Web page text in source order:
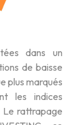
dans un
de baisse
plus marqués
les indices
Le rattrapage